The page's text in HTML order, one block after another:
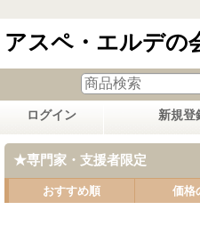
アスペ・エルデの
ログイン 新規登
★専門家・支援者限定
おすすめ順 価格